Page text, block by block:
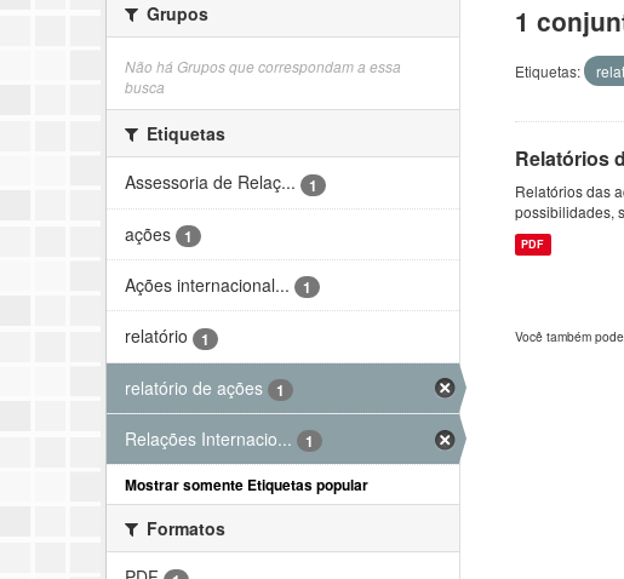
Grupos
Não há Grupos que correspondam a essa
busca
Etiquetas
Assessoria de Relaç...
1
ações 1
Ações internacional... 1
relatório 1
relatório de ações 1
Relações Internacio...
1
Mostrar somente Etiquetas popular
Formatos
1
Etiquetas:
Relatórios
Relatórios das
possibilidades,
PDF
Você também